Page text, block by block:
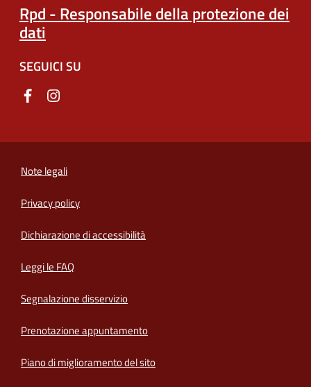
Rpd - Responsabile della protezione dei
dati
SEGUICI SU
Note legali
Privacy policy
Dichiarazione di accessibilità
Leggi le FAQ
Segnalazione disservizio
Prenotazione appuntamento
Piano di miglioramento del sito